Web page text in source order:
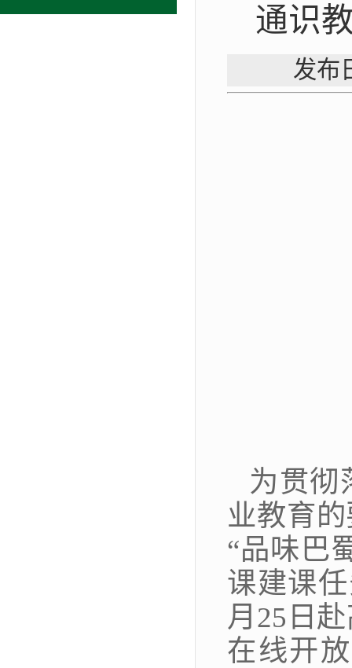
通识
发
为贯彻
业教育
“品味巴
课建课
月25日
在线开